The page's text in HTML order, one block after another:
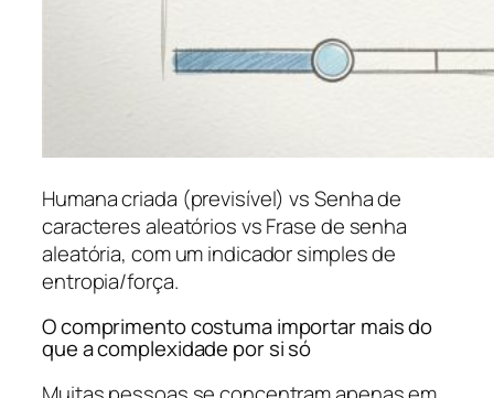
Humana criada (previsível) vs Senha de
caracteres aleatórios vs Frase de senha
aleatória, com um indicador simples de
entropia/força.
O comprimento costuma importar mais do
que a complexidade por si só